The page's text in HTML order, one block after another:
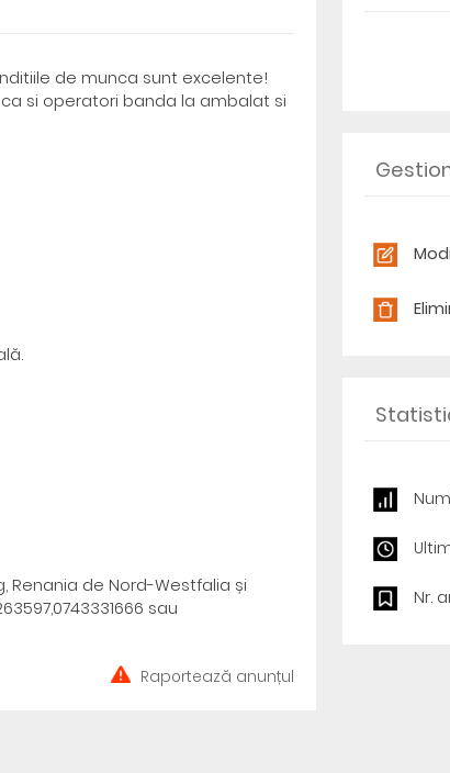
de munca sunt excelente!
si operatori banda la ambalat si
Renania de Nord-Westfalia și
sau
Raportează anunțul
Nr.